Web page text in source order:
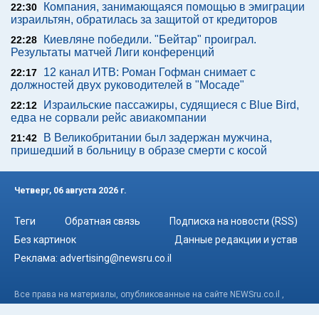
22:30
Компания, занимающаяся помощью в эмиграции
израильтян, обратилась за защитой от кредиторов
22:28
Киевляне победили. "Бейтар" проиграл.
Результаты матчей Лиги конференций
22:17
12 канал ИТВ: Роман Гофман снимает с
должностей двух руководителей в "Мосаде"
22:12
Израильские пассажиры, судящиеся с Blue Bird,
едва не сорвали рейс авиакомпании
21:42
В Великобритании был задержан мужчина,
пришедший в больницу в образе смерти с косой
Четверг, 06 августа 2026 г.
Теги Обратная связь
Подписка на новости (RSS)
Без картинок
Данные редакции и устав
Реклама: advertising@newsru.co.il
Все права на материалы, опубликованные на сайте NEWSru.co.il ,